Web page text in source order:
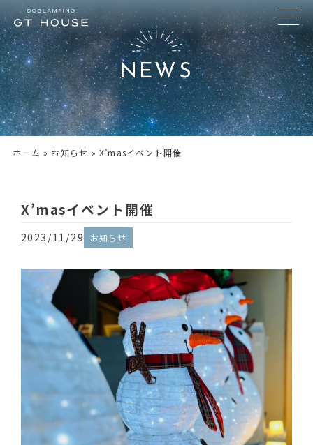
NEWS
ホーム » お知らせ » X’masイベント開催
X’masイベント開催
2023/11/29 お知らせ